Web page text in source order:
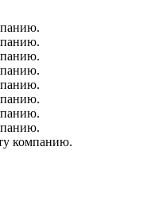
компанию.